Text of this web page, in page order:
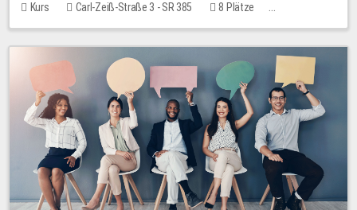
Kurs Carl-Zeiß-Straße 3 - SR 385
8 Plätze
20,00 EUR